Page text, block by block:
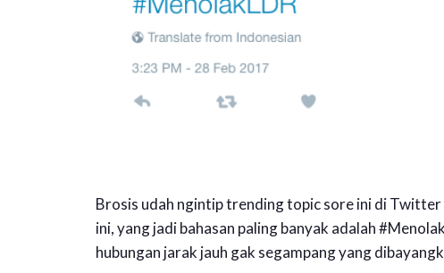
Brosis udah ngintip trending topic sore ini di Twitter
ini, yang jadi bahasan paling banyak adalah
hubungan jarak jauh gak segampang yang